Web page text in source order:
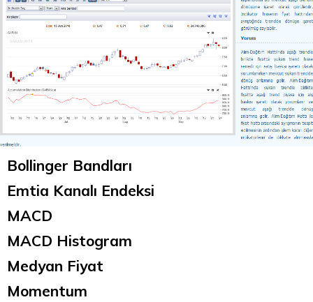
Bollinger Bandları
Emtia Kanalı Endeksi
MACD
MACD Histogram
Medyan Fiyat
Momentum